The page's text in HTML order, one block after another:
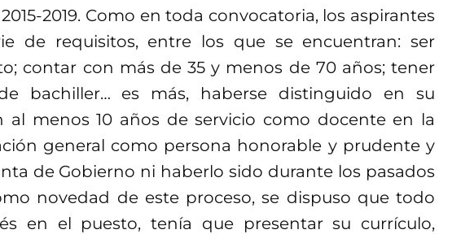
2019. Como en toda convocatoria, los aspirantes
de requisitos, entre los que se encuentran: ser
contar con más de 35 y menos de 70 años; tener
bachiller… es más, haberse distinguido en su
al menos 10 años de servicio como docente en la
general como persona honorable y prudente y
de Gobierno ni haberlo sido durante los pasados
novedad de este proceso, se dispuso que todo
en el puesto, tenía que presentar su currículo,